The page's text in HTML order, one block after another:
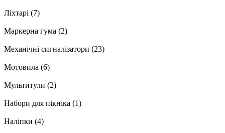
Ліхтарі (7)
Маркерна гума (2)
Механічні сигналізатори (23)
Мотовила (6)
Мультитули (2)
Набори для пікніка (1)
Наліпки (4)